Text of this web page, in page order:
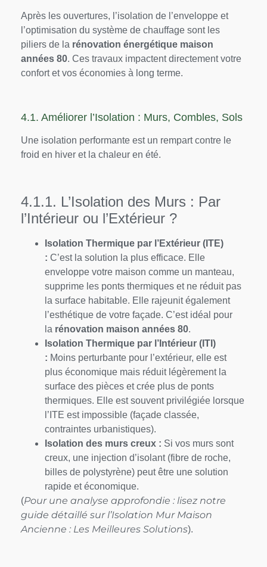
Après les ouvertures, l’isolation de l’enveloppe et
l’optimisation du système de chauffage sont les
piliers de la rénovation énergétique maison
années 80. Ces travaux impactent directement votre
confort et vos économies à long terme.
4.1. Améliorer l’Isolation : Murs, Combles, Sols
Une isolation performante est un rempart contre le
froid en hiver et la chaleur en été.
4.1.1. L’Isolation des Murs : Par
l’Intérieur ou l’Extérieur ?
Isolation Thermique par l’Extérieur (ITE)
: C’est la solution la plus efficace. Elle
enveloppe votre maison comme un manteau,
supprime les ponts thermiques et ne réduit pas
la surface habitable. Elle rajeunit également
l’esthétique de votre façade. C’est idéal pour
la rénovation maison années 80.
Isolation Thermique par l’Intérieur (ITI)
: Moins perturbante pour l’extérieur, elle est
plus économique mais réduit légèrement la
surface des pièces et crée plus de ponts
thermiques. Elle est souvent privilégiée lorsque
l’ITE est impossible (façade classée,
contraintes urbanistiques).
Isolation des murs creux : Si vos murs sont
creux, une injection d’isolant (fibre de roche,
billes de polystyrène) peut être une solution
rapide et économique.
(Pour une analyse approfondie : lisez notre
guide détaillé sur l’Isolation Mur Maison
Ancienne : Les Meilleures Solutions).